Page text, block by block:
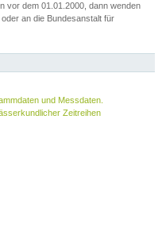
vor dem 01.01.2000, dann wenden
oder an die Bundesanstalt für
und Messdaten.
Zeitreihen